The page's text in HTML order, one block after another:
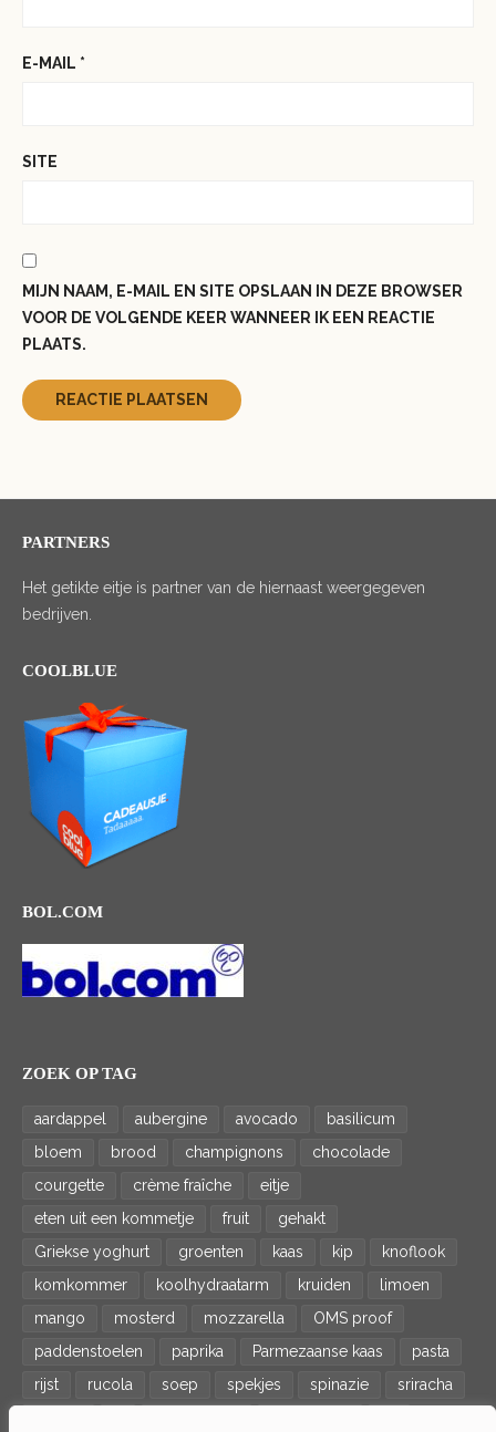
E-MAIL *
SITE
MIJN NAAM, E-MAIL EN SITE OPSLAAN IN DEZE BROWSER
VOOR DE VOLGENDE KEER WANNEER IK EEN REACTIE
PLAATS.
PARTNERS
Het getikte eitje is partner van de hiernaast weergegeven
bedrijven.
COOLBLUE
BOL.COM
ZOEK OP TAG
aardappel aubergine avocado
basilicum
bloem
brood champignons
chocolade
courgette
crème fraîche
eitje
eten uit een kommetje
fruit
gehakt
Griekse yoghurt
groenten kaas kip
knoflook
komkommer
koolhydraatarm kruiden
limoen
mango
mosterd mozzarella
OMS proof
paddenstoelen
paprika Parmezaanse kaas
pasta
rijst
rucola soep spekjes spinazie
sriracha